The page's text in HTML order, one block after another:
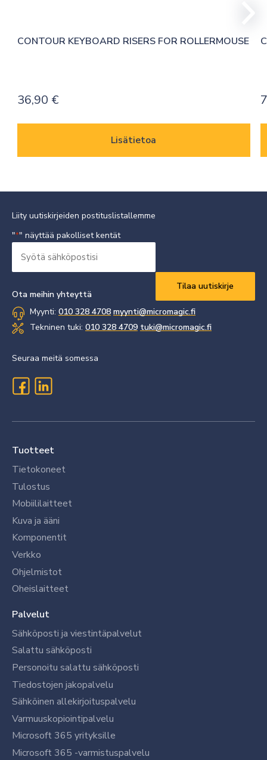
CONTOUR KEYBOARD RISERS FOR ROLLERMOUSE
36,90 €
Lisätietoa
Liity uutiskirjeiden postituslistallemme
"*" näyttää pakolliset kentät
sähköpostisi
Ota meihin yhteyttä
Myynti: 010 328 4708 myynti@micromagic.fi
Tekninen tuki: 010 328 4709 tuki@micromagic.fi
Seuraa meitä somessa
Tuotteet
Tietokoneet
Tulostus
Mobiililaitteet
Kuva ja ääni
Komponentit
Verkko
Ohjelmistot
Oheislaitteet
Palvelut
Sähköposti ja viestintäpalvelut
Salattu sähköposti
Personoitu salattu sähköposti
Tiedostojen jakopalvelu
Sähköinen allekirjoituspalvelu
Varmuuskopiointipalvelu
Microsoft 365 yrityksille
Microsoft 365 -varmistuspalvelu